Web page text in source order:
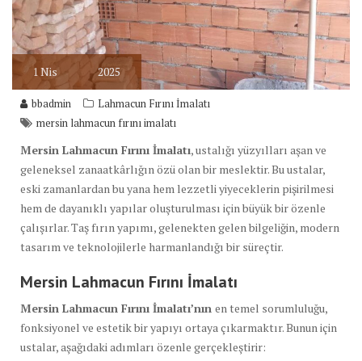
1 Nis 2025
bbadmin
Lahmacun Fırını İmalatı
mersin lahmacun fırını imalatı
Mersin Lahmacun Fırını İmalatı, ustalığı yüzyılları aşan ve
geleneksel zanaatkârlığın özü olan bir meslektir. Bu ustalar,
eski zamanlardan bu yana hem lezzetli yiyeceklerin pişirilmesi
hem de dayanıklı yapılar oluşturulması için büyük bir özenle
çalışırlar. Taş fırın yapımı, gelenekten gelen bilgeliğin, modern
tasarım ve teknolojilerle harmanlandığı bir süreçtir.
Mersin Lahmacun Fırını İmalatı
Mersin Lahmacun Fırını İmalatı’nın en temel sorumluluğu,
fonksiyonel ve estetik bir yapıyı ortaya çıkarmaktır. Bunun için
ustalar, aşağıdaki adımları özenle gerçekleştirir: